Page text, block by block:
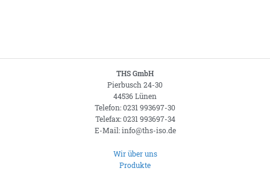
THS GmbH
Pierbusch 24-30
44536 Lünen
Telefon: 0231 993697-30
Telefax: 0231 993697-34
E-Mail: info@ths-iso.de
Wir über uns
Produkte